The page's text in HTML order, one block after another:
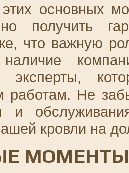
основных
получить
что важную
наличие
эксперты,
работам. Не
и
кровли на